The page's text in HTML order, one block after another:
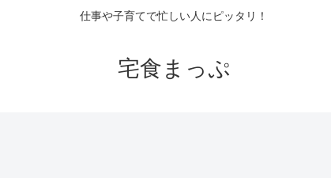
仕事や子育てで忙しい人にピッタリ！
宅食まっぷ